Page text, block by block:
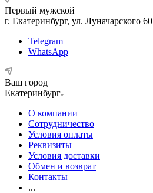
Первый мужской
г. Екатеринбург, ул. Луначарского 60
Telegram
WhatsApp
Ваш город
Екатеринбург
О компании
Сотрудничество
Условия оплаты
Реквизиты
Условия доставки
Обмен и возврат
Контакты
...